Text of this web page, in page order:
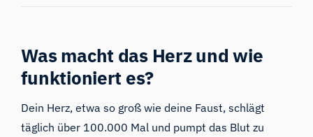
Was macht das Herz und wie
funktioniert es?
Dein Herz, etwa so groß wie deine Faust, schlägt
täglich über 100.000 Mal und pumpt das Blut zu